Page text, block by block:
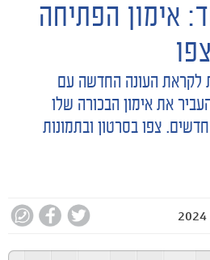
אימון הפתיחה
לקראת העונה החדשה עם
את אימון הבכורה שלו
צפו בסרטון ובתמונות